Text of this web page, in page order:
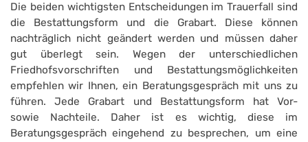
Die beiden wichtigsten Entscheidungen im Trauerfall sind
die Bestattungsform und die Grabart. Diese können
nachträglich nicht geändert werden und müssen daher
gut überlegt sein. Wegen der unterschiedlichen
Friedhofsvorschriften und Bestattungsmöglichkeiten
empfehlen wir Ihnen, ein Beratungsgespräch mit uns zu
führen. Jede Grabart und Bestattungsform hat Vor-
sowie Nachteile. Daher ist es wichtig, diese im
Beratungsgespräch eingehend zu besprechen, um eine